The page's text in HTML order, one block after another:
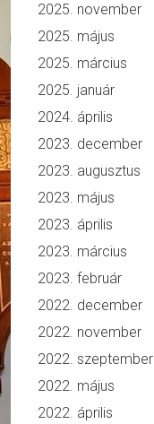
2025. november
2025. május
2025. március
2025. január
2024. április
2023. december
2023. augusztus
2023. május
2023. április
2023. március
2023. február
2022. december
2022. november
2022. szeptember
2022. május
2022. április